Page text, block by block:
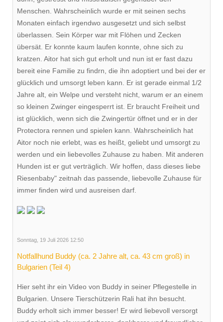
Menschen. Wahrscheinlich wurde er mit seinen sechs
Monaten einfach irgendwo ausgesetzt und sich selbst
überlassen. Sein Körper war mit Flöhen und Zecken
übersät. Er konnte kaum laufen konnte, ohne sich zu
kratzen. Aitor hat sich gut erholt und nun ist er fast dazu
bereit eine Familie zu findrn, die ihn adoptiert und bei der er
glücklich und umsorgt leben kann. Er ist gerade einmal 1/2
Jahre alt, ein Welpe und versteht nicht, warum er an einem
so kleinen Zwinger eingesperrt ist. Er braucht Freiheit und
ist glücklich, wenn sich die Zwingertür öffnet und er in der
Protectora rennen und spielen kann. Wahrscheinlich hat
Aitor noch nie erlebt, was es heißt, geliebt und umsorgt zu
werden und ein liebevolles Zuhause zu haben. Mit anderen
Hunden ist er gut verträglich. Wir hoffen, dass dieses liebe
Riesenbaby" zeitnah das passende, liebevolle Zuhause für
immer finden wird und ausreisen darf.
Sonntag, 19 Juli 2026 12:50
Notfallhund Buddy (ca. 2 Jahre alt, ca. 43 cm groß) in
Bulgarien (Teil 4)
Hier seht ihr ein Video von Buddy in seiner Pflegestelle in
Bulgarien. Unsere Tierschützerin Rali hat ihn besucht.
Buddy erholt sich immer besser! Er wird liebevoll versorgt